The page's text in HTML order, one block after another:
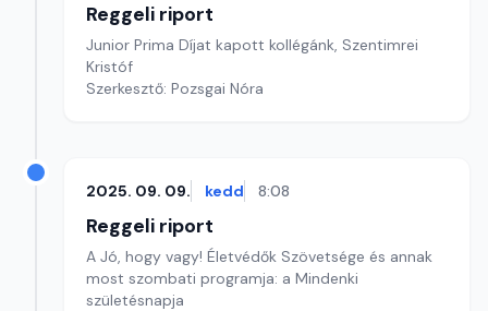
Reggeli riport
Junior Prima Díjat kapott kollégánk, Szentimrei
Kristóf
Szerkesztő: Pozsgai Nóra
2025. 09. 09. kedd 8:08
Reggeli riport
A Jó, hogy vagy! Életvédők Szövetsége és annak
most szombati programja: a Mindenki
születésnapja